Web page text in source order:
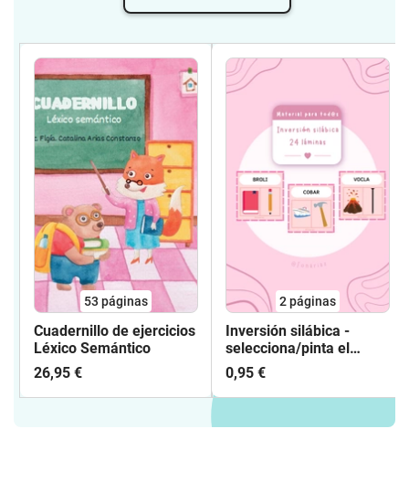
53 páginas
Cuadernillo de ejercicios
Léxico Semántico
26,95 €
2páginas
Inversión silábica -
selecciona/pinta el
correcto- ✎
0,95 €